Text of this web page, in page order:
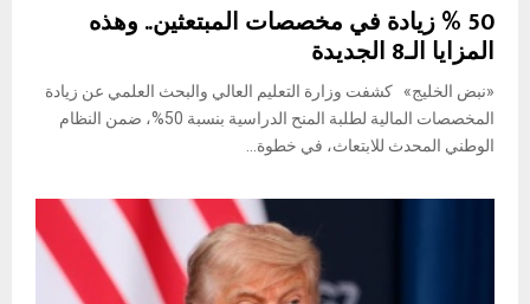
50 % زيادة في مخصصات المبتعثين.. وهذه
المزايا الـ8 الجديدة
«نبض الخليج» كشفت وزارة التعليم العالي والبحث العلمي عن زيادة
المخصصات المالية لطلبة المنح الدراسية بنسبة 50%، ضمن النظام
الوطني المحدث للابتعاث، في خطوة...